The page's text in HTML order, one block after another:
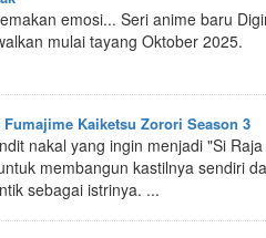
emosi... Seri anime baru
mulai tayang Oktober 2025.
Kaiketsu Zorori Season 3
nakal yang ingin menjadi "Si
membangun kastilnya sendiri
sebagai istrinya. ...